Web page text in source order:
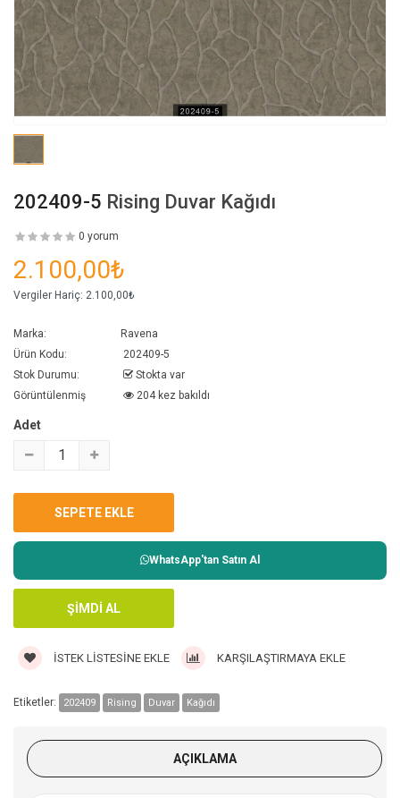
202409-5 Rising Duvar Kağıdı
0 yorum
2.100,00₺
Vergiler Hariç: 2.100,00₺
Marka:
Ravena
Ürün Kodu:
202409-5
Stok Durumu:
Stokta var
Görüntülenmiş
204 kez bakıldı
Adet
WhatsApp'tan Satın Al
İSTEK LISTESINE EKLE KARŞILAŞTIRMAYA EKLE
Etiketler: 202409 Rising Duvar Kağıdı
AÇIKLAMA